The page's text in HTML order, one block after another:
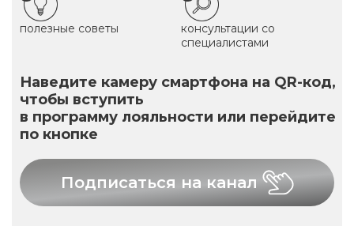
полезные советы
консультации со
специалистами
Наведите камеру смартфона на QR-код,
чтобы вступить
в программу лояльности или перейдите
по кнопке
Подписаться на канал